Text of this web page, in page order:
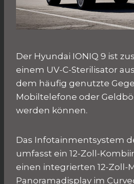
Der Hyundai IONIQ 9 ist
einem UV-C-Sterilisator
dem häufig genutzte
Mobiltelefone oder
werden können.
Das Infotainmentsystem
umfasst ein 12-Zoll-
einen integrierten 12-Zoll-
Panoramadisplay im